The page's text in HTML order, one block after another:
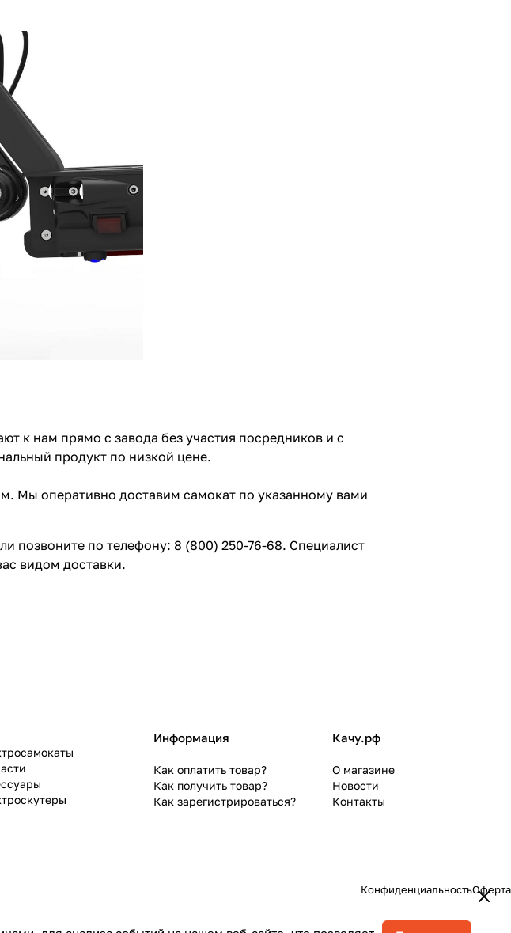
к нам прямо с завода без участия посредников и с
продукт по низкой цене.
Мы оперативно доставим самокат по указанному вами
позвоните по телефону: 8 (800) 250-76-68. Специалист
видом доставки.
Информация
Как оплатить товар?
Как получить товар?
Как зарегистрироваться?
Качу.рф
О магазине
Новости
Контакты
КонфиденциальностьОферта